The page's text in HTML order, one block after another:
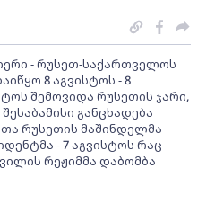
- რუსეთ-საქართველოს
8 აგვისტოს - 8
შემოვიდა რუსეთის ჯარი,
განცხადება
რუსეთის მაშინდელმა
- 7 აგვისტოს რაც
რეჟიმმა დაბომბა